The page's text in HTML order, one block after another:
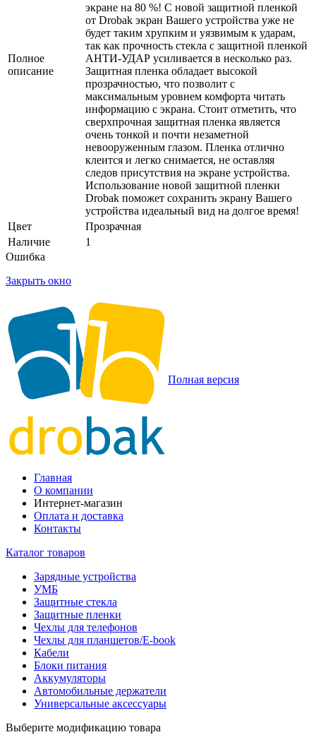
Полное
описание
экране на 80 %! С новой защитной пленкой
от Drobak экран Вашего устройства уже не
будет таким хрупким и уязвимым к ударам,
так как прочность стекла с защитной пленкой
АНТИ-УДАР усиливается в несколько раз.
Защитная пленка обладает высокой
прозрачностью, что позволит с
максимальным уровнем комфорта читать
информацию с экрана. Стоит отметить, что
сверхпрочная защитная пленка является
очень тонкой и почти незаметной
невооруженным глазом. Пленка отлично
клеится и легко снимается, не оставляя
следов присутствия на экране устройства.
Использование новой защитной пленки
Drobak поможет сохранить экрану Вашего
устройства идеальный вид на долгое время!
Цвет
Прозрачная
Наличие
1
Ошибка
Закрыть окно
Полная версия
Главная
О компании
Интернет-магазин
Оплата и доставка
Контакты
Каталог товаров
Зарядные устройства
УМБ
Защитные стекла
Защитные пленки
Чехлы для телефонов
Чехлы для планшетов/E-book
Кабели
Блоки питания
Аккумуляторы
Автомобильные держатели
Универсальные аксессуары
Выберите модификацию товара